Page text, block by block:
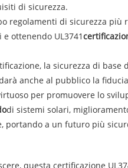
di sicurezza.
regolamenti di sicurezza
ottenendo UL3741
la sicurezza di
anche al pubblico la
per promuovere lo
di sistemi solari,
portando a un futuro più
questa certificazione